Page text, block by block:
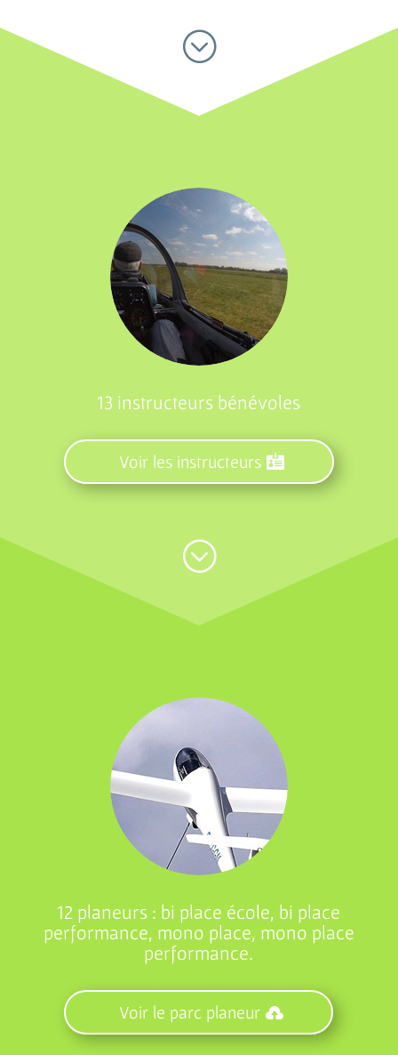
;
13 instructeurs bénévoles
Voir les instructeurs
;
12 planeurs : bi place école, bi place
performance, mono place, mono place
performance.
Voir le parc planeur